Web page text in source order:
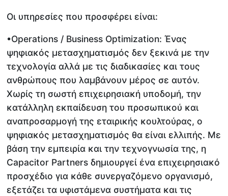
Οι υπηρεσίες που προσφέρει είναι:
•Operations / Business Optimization: Ένας
ψηφιακός μετασχηματισμός δεν ξεκινά με την
τεχνολογία αλλά με τις διαδικασίες και τους
ανθρώπους που λαμβάνουν μέρος σε αυτόν.
Χωρίς τη σωστή επιχειρησιακή υποδομή, την
κατάλληλη εκπαίδευση του προσωπικού και
αναπροσαρμογή της εταιρικής κουλτούρας, ο
ψηφιακός μετασχηματισμός θα είναι ελλιπής. Με
βάση την εμπειρία και την τεχνογνωσία της, η
Capacitor Partners δημιουργεί ένα επιχειρησιακό
προσχέδιο για κάθε συνεργαζόμενο οργανισμό,
εξετάζει τα υφιστάμενα συστήματα και τις